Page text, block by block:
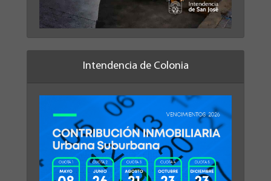
Intendencia de Colonia